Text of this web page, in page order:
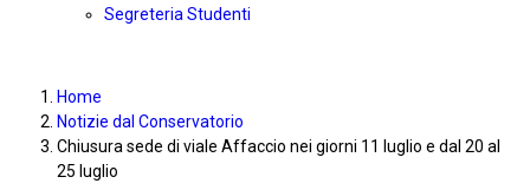
Segreteria Studenti
Home
Notizie dal Conservatorio
Chiusura sede di viale Affaccio nei giorni 11 luglio e dal 20 al
25 luglio